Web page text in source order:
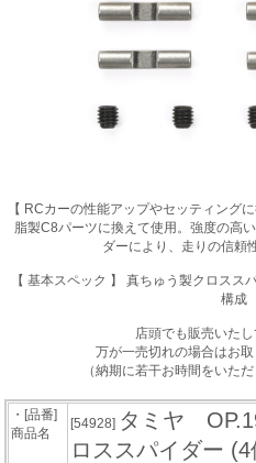
【 RCカーの性能アップやセッティング
脂製C8パーツに換えて使用。強度の高
ダーにより、走りの信頼
【 基本スペック 】 真ちゅう製クロス
構成
店頭でも販売いたし
万が一売切れの場合はお取
（納期に若干お時間をいた
・[品番]
商品名
[54928] タミヤ
ロススパイダー (4